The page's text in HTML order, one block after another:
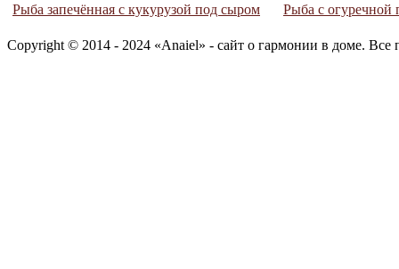
Рыба запечённая с кукурузой под сыром Рыба с огуречной
Copyright © 2014 - 2024 «Anaiel» - сайт о гармонии в доме.